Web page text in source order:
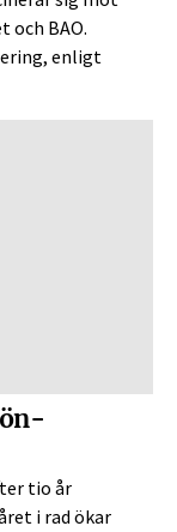
och BAO.
enligt
tio år
i rad ökar